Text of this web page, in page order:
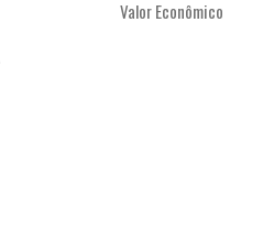
Valor Econômico